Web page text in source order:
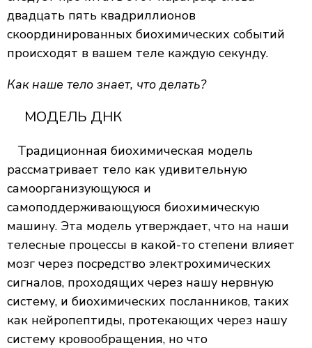
двадцать пять квадриллионов
скоординированных биохимических событий
происходят в вашем теле каждую секунду.
Как наше тело знает, что делать?
МОДЕЛЬ ДНК
Традиционная биохимическая модель
рассматривает тело как удивительную
самоорганизующуюся и
самоподдерживающуюся биохимическую
машину. Эта модель утверждает, что на наши
телесные процессы в какой-то степени влияет
мозг через посредство электрохимических
сигналов, проходящих через нашу нервную
систему, и биохимических посланников, таких
как нейропептиды, протекающих через нашу
систему кровообращения, но что